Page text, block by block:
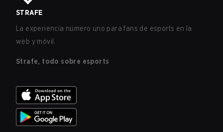
STRAFE
La experiencia número uno para fans de esports en la
web y móvil.
Strafe, todo sobre esports